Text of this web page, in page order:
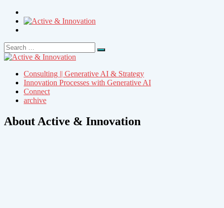
Search
for:
Search
Consulting || Generative AI & Strategy
Innovation Processes with Generative AI
Connect
archive
About Active & Innovation